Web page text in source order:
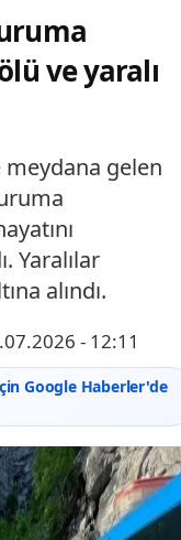
ve yaralı
meydana gelen
Yaralılar
alındı.
- 12:11
Google Haberler'de